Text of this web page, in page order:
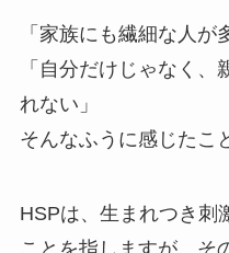
「家族にも繊細な人が
「自分だけじゃなく
れない」
そんなふうに感じたこ
HSPは、生まれつき刺
ことを指しますが、そ